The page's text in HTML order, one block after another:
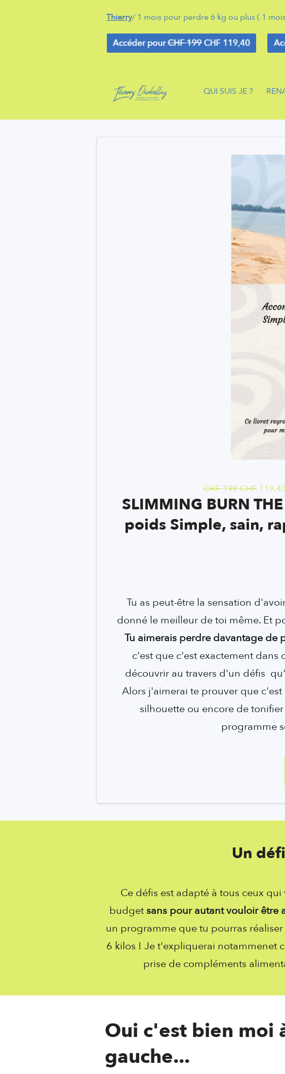
Thierry/ 1 mois pour perdre 6 kg ou plus ( 1
QUI SUIS JE ?
CHF 199 CHF
SLIMMING BURN
poids Simple, sain,
Tu as peut-être la sensation
donné le meilleur de toi même. Et
Tu aimerais perdre davantage de
c'est que c'est exactement dans
découvrir au travers d'un défis
Alors j'aimerai te prouver que
silhouette ou encore de
programme
Un
Ce défis est adapté à tous ceux
budget sans pour autant vouloir être
un programme que tu pourras
6 kilos ! Je t'expliquerai notammenet
prise de compléments
Oui c'est bien moi
gauche...